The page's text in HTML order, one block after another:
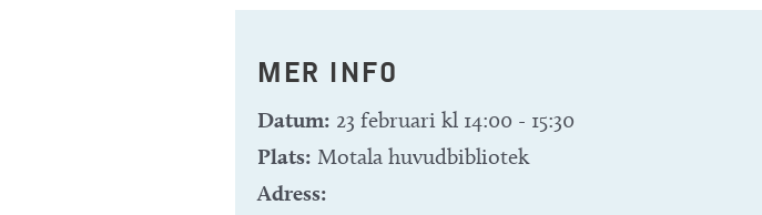
MER INFO
Datum: 23 februari kl 14:00 - 15:30
Plats: Motala huvudbibliotek
Adress: